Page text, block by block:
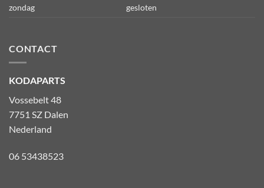
zondag
gesloten
CONTACT
KODAPARTS
Vossebelt 48
7751 SZ Dalen
Nederland
06 53438523